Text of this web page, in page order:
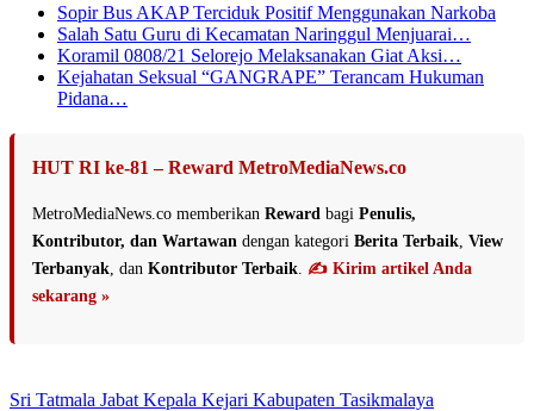
Sopir Bus AKAP Terciduk Positif Menggunakan Narkoba
Salah Satu Guru di Kecamatan Naringgul Menjuarai…
Koramil 0808/21 Selorejo Melaksanakan Giat Aksi…
Kejahatan Seksual “GANGRAPE” Terancam Hukuman
Pidana…
HUT RI ke-81 – Reward MetroMediaNews.co
MetroMediaNews.co memberikan Reward bagi Penulis,
Kontributor, dan Wartawan dengan kategori Berita Terbaik View
Terbanyak , dan Kontributor Terbaik ✍️ Kirim artikel Anda
sekarang »
Sri Tatmala Jabat Kepala Kejari Kabupaten Tasikmalaya